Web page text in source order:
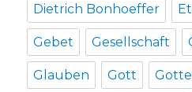
Dietrich Bonhoeffer
Gebet Gesellschaft
Glauben Gott